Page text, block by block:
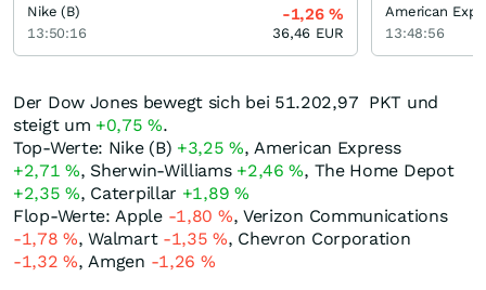
Der Dow Jones bewegt sich bei 51.202,97 PKT und
steigt um +0,75%.
Top-Werte: Nike (B) +3,25%, American Express
+2,71%, Sherwin-Williams +2,46%, The Home Depot
+2,35%, Caterpillar +1,89 %
Flop-Werte: Apple -1,80 %, Verizon Communications
-1,78%, Walmart -1,35%, Chevron Corporation
-1,32%, Amgen -1,26 %
Nike (B)
13:50:16
-1,26%
36,46 EUR
American
13:48:56